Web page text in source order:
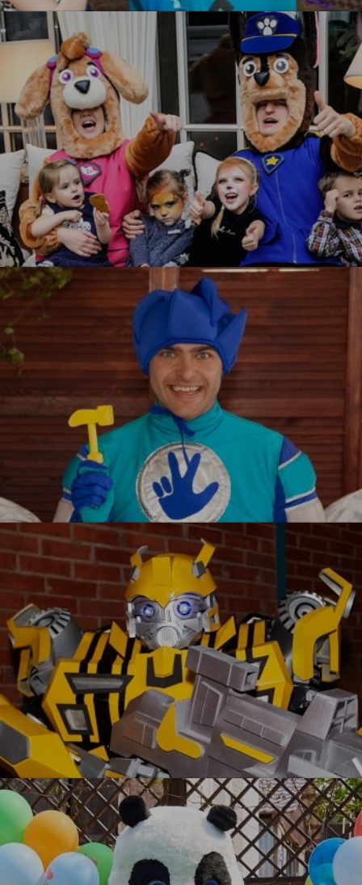
УЗНАТЬ БОЛЬШЕ
УЗНАТЬ БОЛЬШЕ
УЗНАТЬ БОЛЬШЕ
Щенячий патруль
УЗНАТЬ БОЛЬШЕ
Фиксики
УЗНАТЬ БОЛЬШЕ
Бамблби VIP